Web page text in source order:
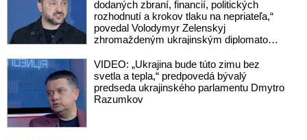
dodaných zbraní, financií, politických
rozhodnutí a krokov tlaku na nepriateľa,“
povedal Volodymyr Zelenskyj
zhromaždeným ukrajinským diplomatom
odkázal, že USA Ukrajine nedodajú
protiraketové systémy Patriot
VIDEO: „Ukrajina bude túto zimu bez
svetla a tepla,“ predpovedá bývalý
predseda ukrajinského parlamentu Dmytro
Razumkov